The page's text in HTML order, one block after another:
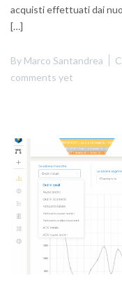
acquisti effettuati dai
[…]
By Marco Santandrea
comments yet